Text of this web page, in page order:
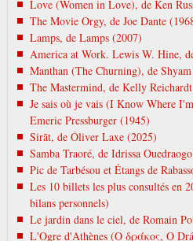
Love (Women in Love), de Ken
The Movie Orgy, de Joe Dante
Lamps, de Lamps (2007)
America at Work. Lewis W. Hine,
Manthan (The Churning), de
The Mastermind, de Kelly
Je sais où je vais (I Know Where
Emeric Pressburger (1945)
Sirāt, de Óliver Laxe (2025)
Samba Traoré, de Idrissa
Pic de Tarbésou et Étangs de
Les 10 billets les plus consultés en
bilans personnels)
Le jardin dans le ciel, de Romain
L'Ogre d'Athènes (Ο δράκος, O